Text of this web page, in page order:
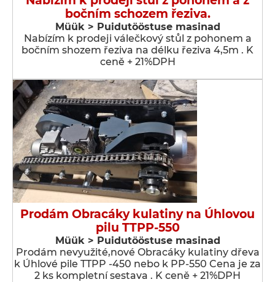
bočním schozem řeziva.
Müük > Puidutööstuse masinad
Nabízím k prodeji válečkový stůl z pohonem a
bočním shozem řeziva na délku řeziva 4,5m . K
ceně + 21%DPH
Prodám Obracáky kulatiny na Úhlovou
pilu TTPP-550
Müük > Puidutööstuse masinad
Prodám nevyužité,nové Obracáky kulatiny dřeva
k Úhlové pile TTPP -450 nebo k PP-550 Cena je za
2 ks kompletní sestava . K ceně + 21%DPH